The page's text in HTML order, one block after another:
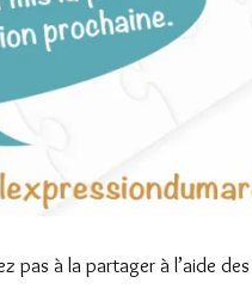
pas à la partager à l’aide